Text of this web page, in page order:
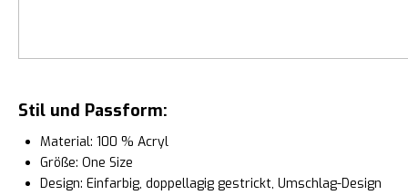
Stil und Passform:
Material: 100 % Acryl
Größe: One Size
Design: Einfarbig, doppellagig gestrickt, Umschlag-Design